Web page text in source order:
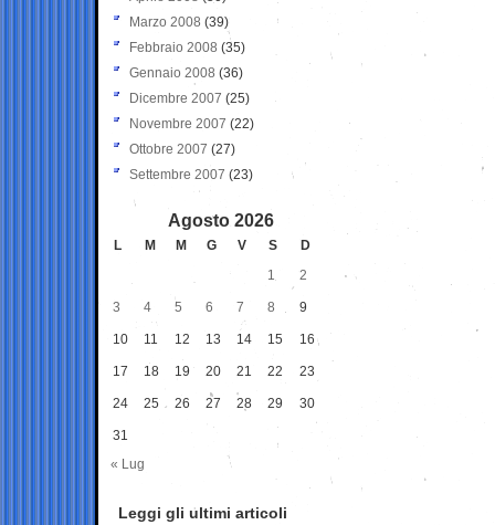
Marzo 2008 (39)
Febbraio 2008 (35)
Gennaio 2008 (36)
Dicembre 2007 (25)
Novembre 2007 (22)
Ottobre 2007 (27)
Settembre 2007 (23)
Agosto 2026
L M M G V S
D
1
2
3 4 5 6 7 8 9
10 11 12 13 14 15 16
17 18 19 20 21 22 23
24 25 26 27 28 29 30
31
« Lug
Leggi gli ultimi articoli